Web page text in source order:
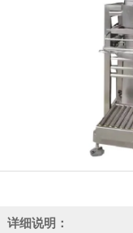
详细说明：